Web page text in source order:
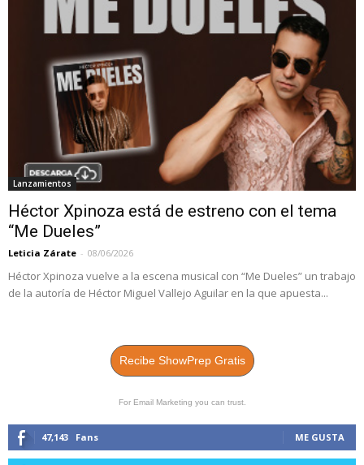
Lanzamientos
Héctor Xpinoza está de estreno con el tema
“Me Dueles”
Leticia Zárate - 08/06/2026
Héctor Xpinoza vuelve a la escena musical con “Me Dueles” un trabajo
de la autoría de Héctor Miguel Vallejo Aguilar en la que apuesta...
Recibe ShowPrep Gratis
For Email Marketing you can trust.
47,143 Fans ME GUSTA